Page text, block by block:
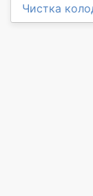
Чистка